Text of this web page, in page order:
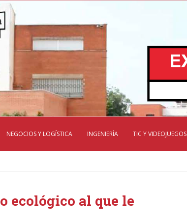
NEGOCIOS Y LOGÍSTICA INGENIERÍA TIC Y VIDEOJUEGOS
ecológico al que le